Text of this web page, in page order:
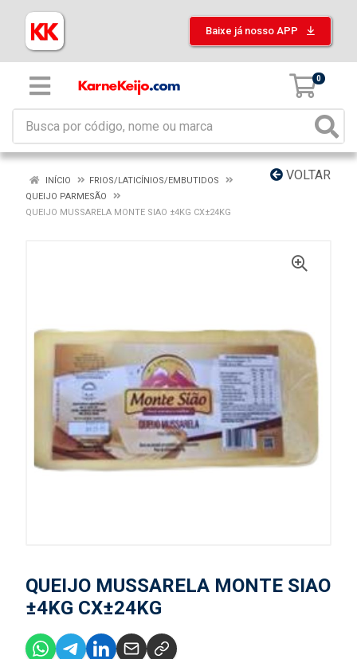
Baixe já nosso APP
0
VOLTAR
INÍCIO
FRIOS/LATICÍNIOS/EMBUTIDOS
QUEIJO PARMESÃO
QUEIJO MUSSARELA MONTE SIAO ±4KG CX±24KG
QUEIJO MUSSARELA MONTE SIAO
±4KG CX±24KG